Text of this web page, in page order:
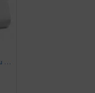
Sac filtrant special pentru aspirare umeda si uscata NT 35-1 si NT 27/1, 5 buc, Kärcher